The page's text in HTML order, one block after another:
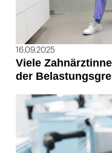
16.09.2025
Viele
der